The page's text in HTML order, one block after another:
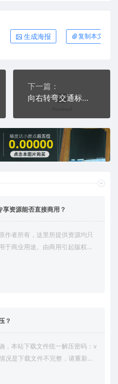
生成海报 复制本文链接
下一篇：
向右转弯交通标志运输交通图标系列布告栏蓝色白色
资源能否直接商用？
作者所有，这里所提供资源均只
于商业用途。由商用引起版权纠
？
，本站下载文件统一解压密码：v
况是下载文件不完整，请重新下